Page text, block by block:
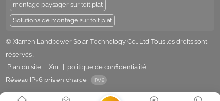
montage paysager sur toit plat
Solutions de montage sur toit plat
© Xiamen Landpower Solar Technology Co., Ltd Tous les droits sont
réservés .
Plan du site
Xml politique de confidentialité
Réseau IPv6 pris en charge